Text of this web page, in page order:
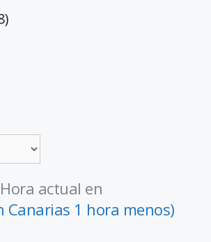
Hora actual en
Canarias 1 hora menos)